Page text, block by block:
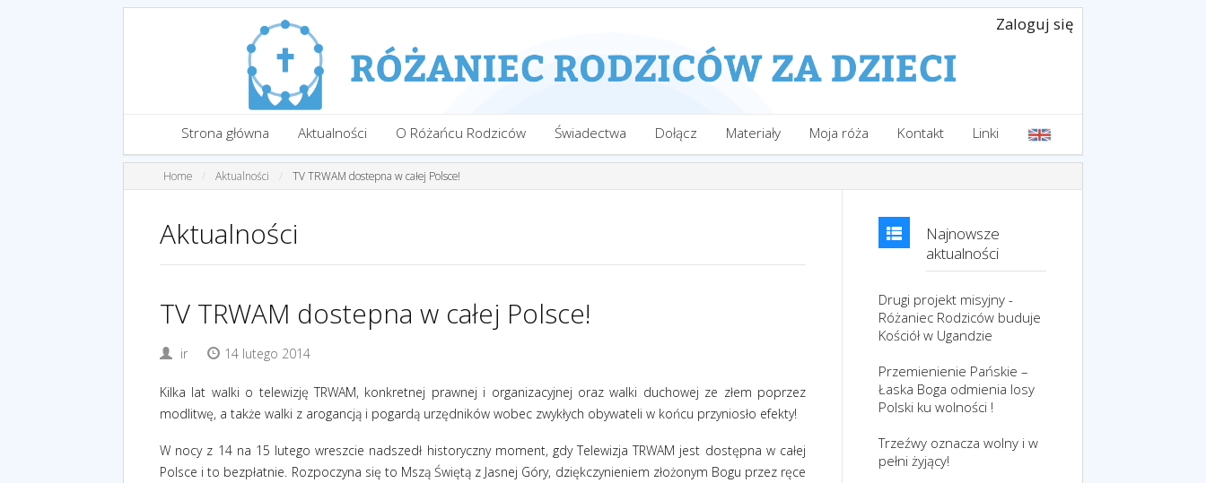
Zaloguj się
Strona główna Aktualności O Różańcu Rodziców Świadectwa Dołącz Materiały Moja róża Kontakt Linki
Home Aktualności TV TRWAM dostepna w całej Polsce!
Aktualności
TV TRWAM dostepna w całej Polsce!
ir 14 lutego 2014
Kilka lat walki o telewizję TRWAM, konkretnej prawnej i organizacyjnej oraz walki duchowej ze złem poprzez
modlitwę, a także walki z arogancją i pogardą urzędników wobec zwykłych obywateli w końcu przyniosło efekty!
W nocy z 14 na 15 lutego wreszcie nadszedł historyczny moment, gdy Telewizja TRWAM jest dostępna w całej
Polsce i to bezpłatnie. Rozpoczyna się to Mszą Świętą z Jasnej Góry, dziękczynieniem złożonym Bogu przez ręce
Najnowsze
aktualności
Drugi projekt misyjny -
Różaniec Rodziców buduje
Kościół w Ugandzie
Przemienienie Pańskie –
Łaska Boga odmienia losy
Polski ku wolności !
Trzeźwy oznacza wolny i w
pełni żyjący!